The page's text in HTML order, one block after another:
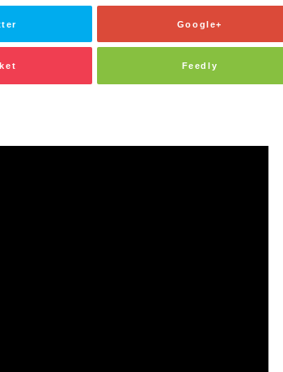
Google+
Feedly